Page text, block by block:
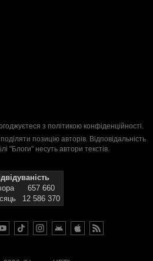
з політикою конфіденційності.
позицію авторів. Відповідальність
"Блоги" несуть автори текстів.
657 660
12 586 370